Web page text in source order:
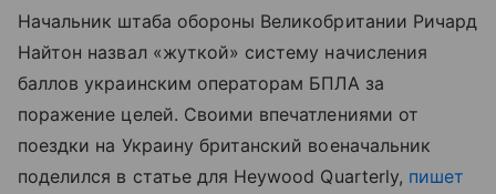
Начальник штаба обороны Великобритании Ричард
Найтон назвал «жуткой» систему начисления
баллов украинским операторам БПЛА за
поражение целей. Своими впечатлениями от
поездки на Украину британский военачальник
поделился в статье для Heywood Quarterly, пишет